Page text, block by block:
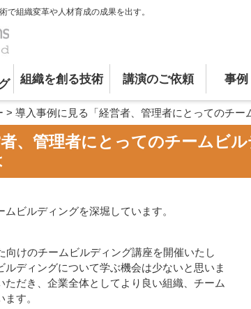
で組織変革や人材育成の成果を出す。
組織を創る技術 講演のご依頼 事例
> 導入事例に見る「経営者、管理者にとってのチー
、管理者にとってのチームビ
ビルディングを深堀しています。
向けのチームビルディング講座を開催いたし
ディングについて学ぶ機会は少ないと思いま
だき、企業全体としてより良い組織、チーム
す。